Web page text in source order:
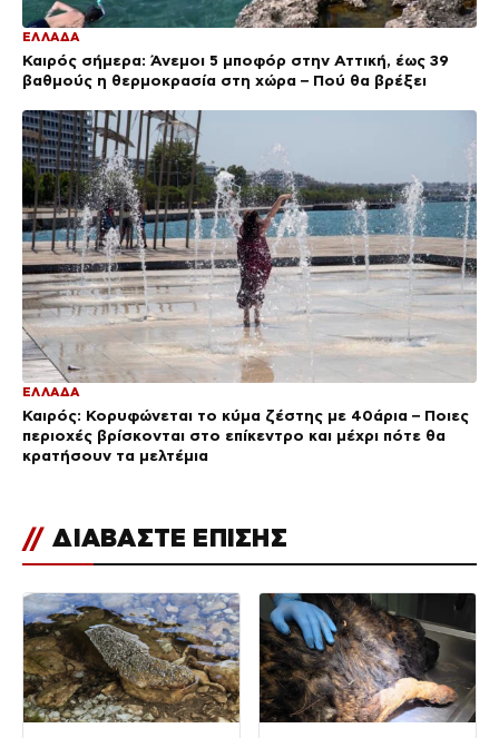
ΕΛΛΑΔΑ
Καιρός σήμερα: Άνεμοι 5 μποφόρ στην Αττική, έως 39
βαθμούς η θερμοκρασία στη χώρα – Πού θα βρέξει
ΕΛΛΑΔΑ
Καιρός: Κορυφώνεται το κύμα ζέστης με 40άρια – Ποιες
περιοχές βρίσκονται στο επίκεντρο και μέχρι πότε θα
κρατήσουν τα μελτέμια
// ΔΙΑΒΑΣΤΕ ΕΠΙΣΗΣ